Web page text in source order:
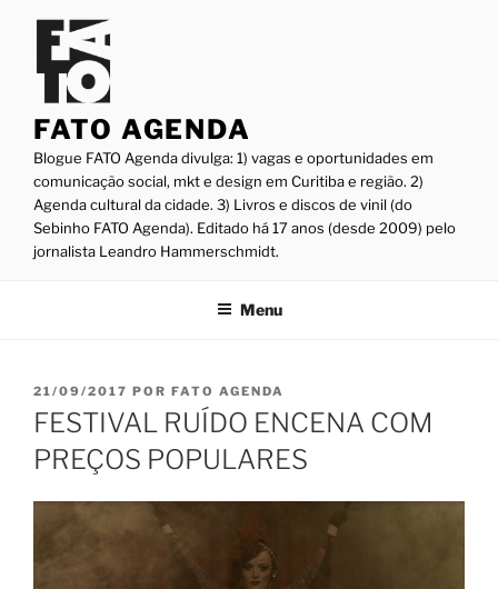
conteúdo
FATO AGENDA
Blogue FATO Agenda divulga: 1) vagas e oportunidades em
comunicação social, mkt e design em Curitiba e região. 2)
Agenda cultural da cidade. 3) Livros e discos de vinil (do
Sebinho FATO Agenda). Editado há 17 anos (desde 2009) pelo
jornalista Leandro Hammerschmidt.
Menu
PUBLICADO
EM
21/09/2017 POR FATO AGENDA
FESTIVAL RUÍDO ENCENA COM
PREÇOS POPULARES